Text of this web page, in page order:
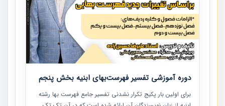
دوره آموزشی تفسیر فهرست‌بهای ابنیه بخش پنجم
برای اولین بار پکیج تکرار نشدنی تفسیر جامع فهرست بها رشته